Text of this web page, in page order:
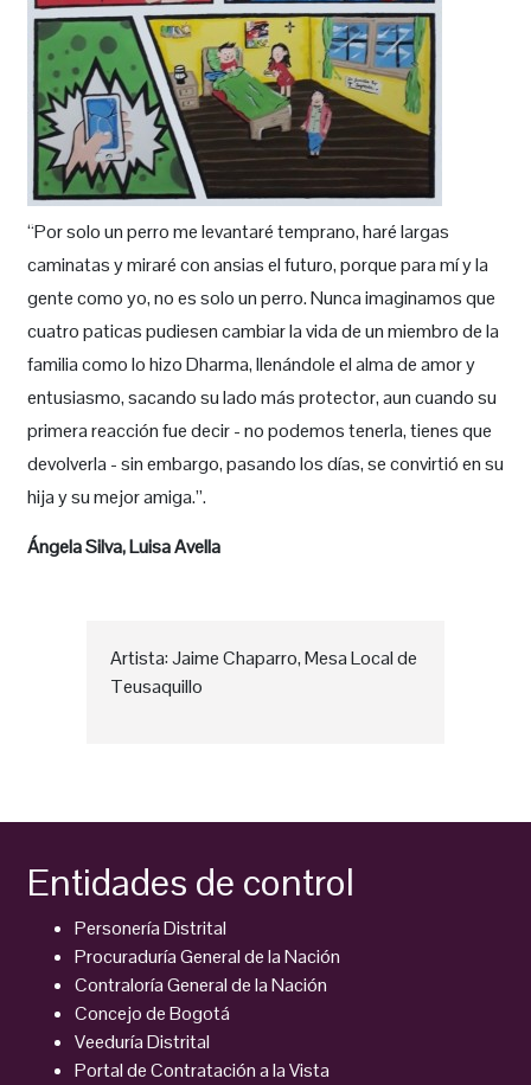
“Por solo un perro me levantaré temprano, haré largas
caminatas y miraré con ansias el futuro, porque para mí y la
gente como yo, no es solo un perro. Nunca imaginamos que
cuatro paticas pudiesen cambiar la vida de un miembro de la
familia como lo hizo Dharma, llenándole el alma de amor y
entusiasmo, sacando su lado más protector, aun cuando su
primera reacción fue decir - no podemos tenerla, tienes que
devolverla - sin embargo, pasando los días, se convirtió en su
hija y su mejor amiga.”.
Ángela Silva, Luisa Avella
Artista: Jaime Chaparro, Mesa Local de
Teusaquillo
Entidades de control
Personería Distrital
Procuraduría General de la Nación
Contraloría General de la Nación
Concejo de Bogotá
Veeduría Distrital
Portal de Contratación a la Vista